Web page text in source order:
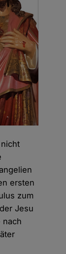
ersten
zum
Jesu
nach